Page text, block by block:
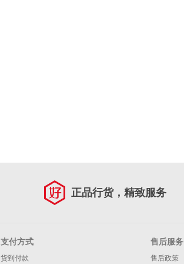
正品行货，精致服务
支付方式
货到付款
售后服务
售后政策